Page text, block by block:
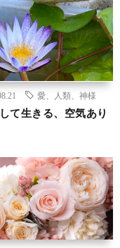
愛、人類、神様
て生きる、空気あり